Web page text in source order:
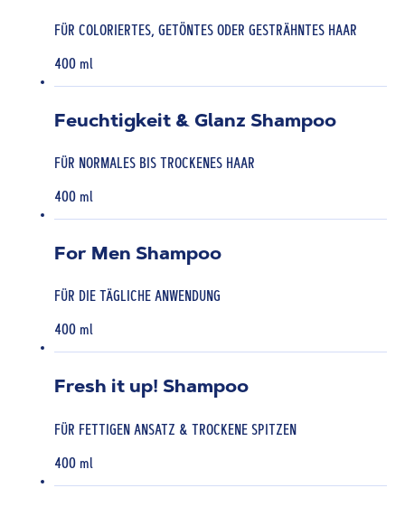
FÜR COLORIERTES, GETÖNTES ODER GESTRÄHNTES HAAR
400 ml
Feuchtigkeit & Glanz Shampoo
FÜR NORMALES BIS TROCKENES HAAR
400 ml
For Men Shampoo
FÜR DIE TÄGLICHE ANWENDUNG
400 ml
Fresh it up! Shampoo
FÜR FETTIGEN ANSATZ & TROCKENE SPITZEN
400 ml